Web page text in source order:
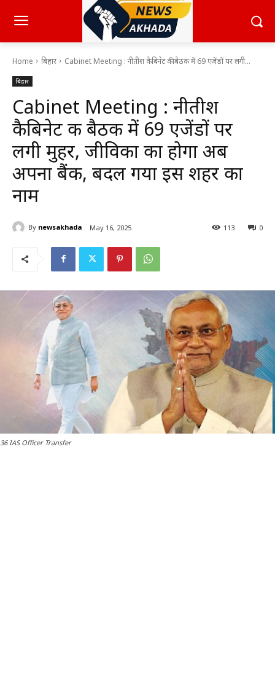
Home बिहार Cabinet Meeting : नीतीश कैबिनेट की बैठक में 69 एजेंडों पर लगी...
बिहार
Cabinet Meeting : नीतीश
कैबिनेट की बैठक में 69 एजेंडों पर
लगी मुहर, जीविका का होगा अब
अपना बैंक, बदल गया इस शहर का
नाम
By newsakhada May 16, 2025 0
113
36 IAS Officer Transfer